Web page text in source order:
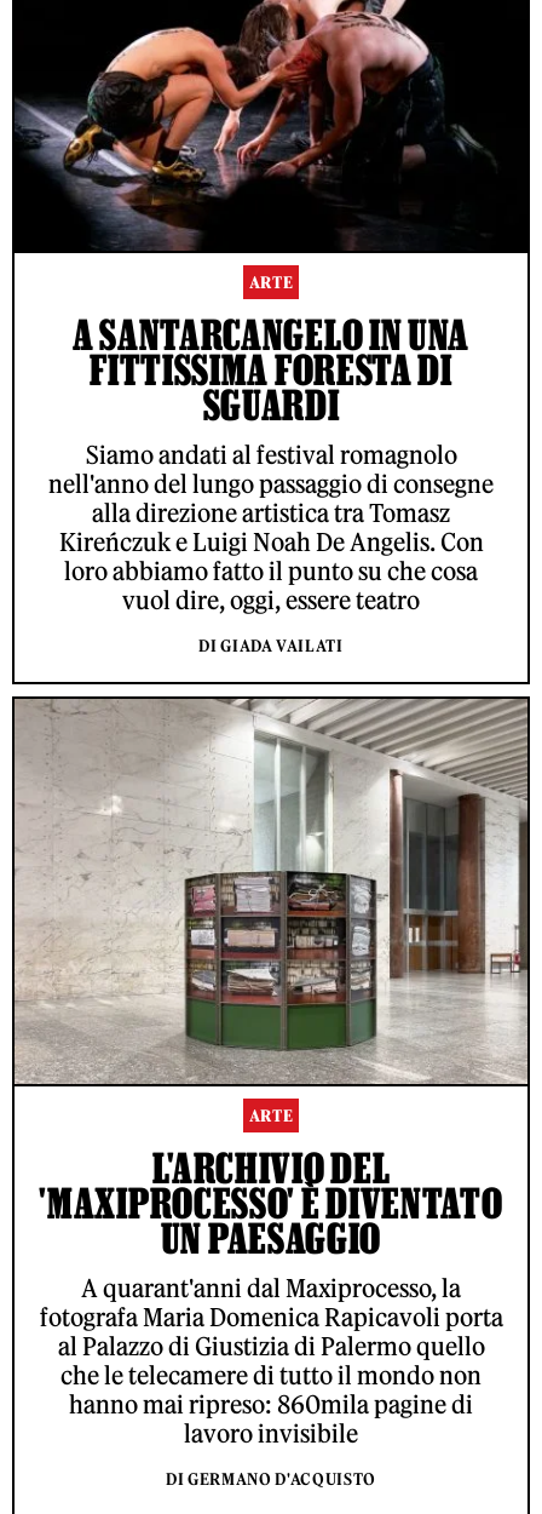
ARTE
A SANTARCANGELO IN UNA
FITTISSIMA FORESTA DI
SGUARDI
Siamo andati al festival romagnolo
nell'anno del lungo passaggio di consegne
alla direzione artistica tra Tomasz
Kireńczuk e Luigi Noah De Angelis. Con
loro abbiamo fatto il punto su che cosa
vuol dire, oggi, essere teatro
DI GIADA VAILATI
ARTE
L'ARCHIVIO DEL
'MAXIPROCESSO' È DIVENTATO
UN PAESAGGIO
A quarant'anni dal Maxiprocesso, la
fotografa Maria Domenica Rapicavoli porta
al Palazzo di Giustizia di Palermo quello
che le telecamere di tutto il mondo non
hanno mai ripreso: 860mila pagine di
lavoro invisibile
DI GERMANO D'ACQUISTO